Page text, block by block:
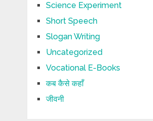
Science Experiment
Short Speech
Slogan Writing
Uncategorized
Vocational E-Books
कब कैसे कहाँ
जीवनी